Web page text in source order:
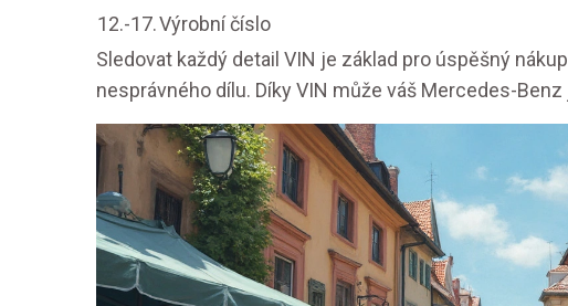
12.-17.Výrobní číslo
Sledovat každý detail VIN je základ pro úspěšný
nesprávného dílu. Díky VIN může váš Mercedes-